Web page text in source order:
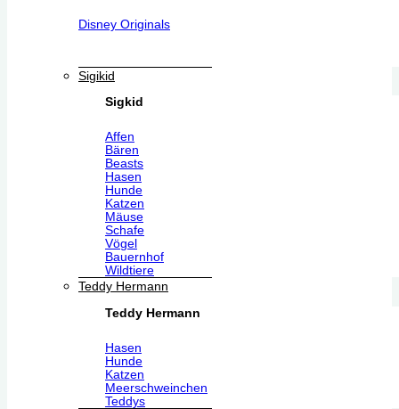
Disney Originals
Sigikid
Sigkid
Affen
Bären
Beasts
Hasen
Hunde
Katzen
Mäuse
Schafe
Vögel
Bauernhof
Wildtiere
Teddy Hermann
Teddy Hermann
Hasen
Hunde
Katzen
Meerschweinchen
Teddys